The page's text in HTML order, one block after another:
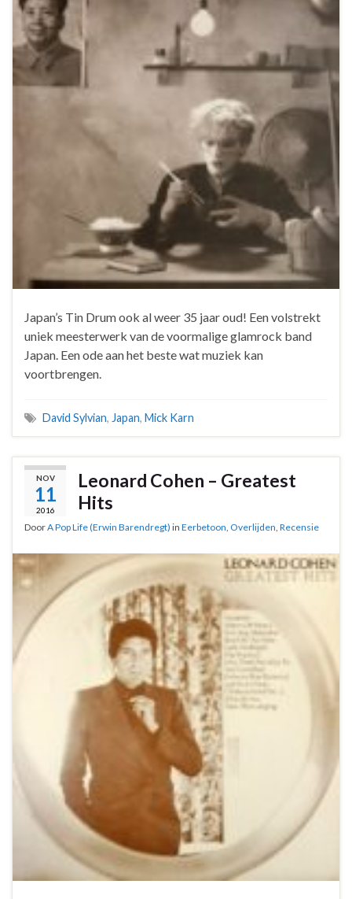
Japan’s Tin Drum ook al weer 35 jaar oud! Een volstrekt
uniek meesterwerk van de voormalige glamrock band
Japan. Een ode aan het beste wat muziek kan
voortbrengen.
David Sylvian, Japan, Mick Karn
NOV
11
2016
Leonard Cohen – Greatest
Hits
DoorA Pop Life (Erwin Barendregt) in Eerbetoon, Overlijden, Recensie